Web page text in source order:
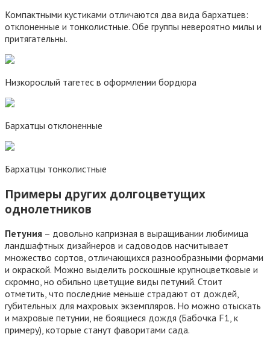
Компактными кустиками отличаются два вида бархатцев:
отклоненные и тонколистные. Обе группы невероятно милы и
притягательны.
Низкорослый тагетес в оформлении бордюра
Бархатцы отклоненные
Бархатцы тонколистные
Примеры других долгоцветущих
однолетников
Петуния – довольно капризная в выращивании любимица
ландшафтных дизайнеров и садоводов насчитывает
множество сортов, отличающихся разнообразными формами
и окраской. Можно выделить роскошные крупноцветковые и
скромно, но обильно цветущие виды петуний. Стоит
отметить, что последние меньше страдают от дождей,
губительных для махровых экземпляров. Но можно отыскать
и махровые петунии, не боящиеся дождя (Бабочка F1, к
примеру), которые станут фаворитами сада.